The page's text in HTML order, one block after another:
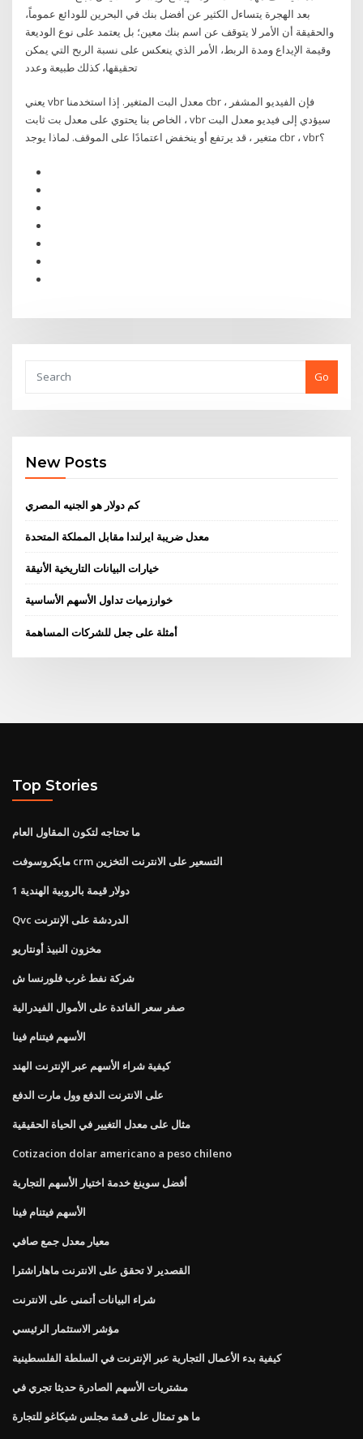
بعد الهجرة يتساءل الكثير عن أفضل بنك في البحرين للودائع عموماً،
والحقيقة أن الأمر لا يتوقف عن اسم بنك معين؛ بل يعتمد على نوع الوديعة
وقيمة الإيداع ومدة الربط، الأمر الذي ينعكس على نسبة الربح التي يمكن
تحقيقها، كذلك طبيعة وعدد
يعني vbr معدل البت المتغير. إذا استخدمنا cbr ، فإن الفيديو المشفر
الخاص بنا يحتوي على معدل بت ثابت ، vbr سيؤدي إلى فيديو معدل البت
متغير ، قد يرتفع أو ينخفض اعتمادًا على الموقف. لماذا يوجد cbr ، vbr؟
Go
New Posts
كم دولار هو الجنيه المصري
معدل ضريبة ايرلندا مقابل المملكة المتحدة
خيارات البيانات التاريخية الأنيقة
خوارزميات تداول الأسهم الأساسية
أمثلة على جعل للشركات المساهمة
Top Stories
ما تحتاجه لتكون المقاول العام
مايكروسوفت crm التسعير على الانترنت التخزين
1 دولار قيمة بالروبية الهندية
Qvc الدردشة على الإنترنت
مخزون النبيذ أونتاريو
شركة نفط غرب فلورنسا ش
صفر سعر الفائدة على الأموال الفيدرالية
الأسهم فيتنام فينا
كيفية شراء الأسهم عبر الإنترنت الهند
على الانترنت الدفع وول مارت الدفع
مثال على معدل التغيير في الحياة الحقيقية
Cotizacion dolar americano a peso chileno
أفضل سوينغ خدمة اختيار الأسهم التجارية
الأسهم فيتنام فينا
معيار معدل جمع صافي
القصدير لا تحقق على الانترنت ماهاراشترا
شراء البيانات أتمنى على الانترنت
مؤشر الاستثمار الرئيسي
كيفية بدء الأعمال التجارية عبر الإنترنت في السلطة الفلسطينية
مشتريات الأسهم الصادرة حديثا تجري في
ما هو تمثال على قمة مجلس شيكاغو للتجارة